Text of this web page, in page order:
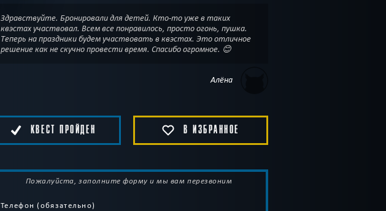
Здравствуйте. Бронировали для детей. Кто-то уже в таких
квэстах участвовал. Всем все понравилось, просто огонь, пушка.
Теперь на праздники будем участвовать в квэстах. Это отличное
решение как не скучно провести время. Спасибо огромное. 😊
Алёна
КВЕСТ ПРОЙДЕН В ИЗБРАННОЕ
Пожалуйста, заполните форму и мы вам перезвоним
Телефон (обязательно)